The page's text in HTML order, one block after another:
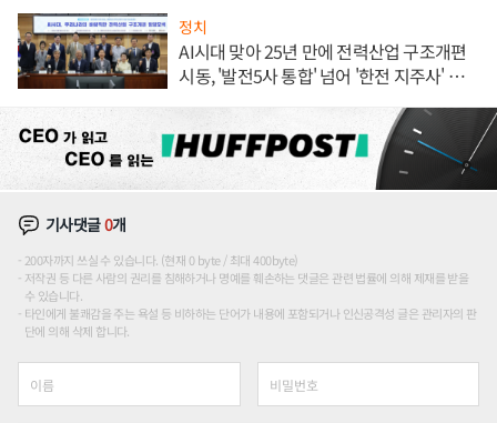
정치
AI시대 맞아 25년 만에 전력산업 구조개편
시동, '발전5사 통합' 넘어 '한전 지주사' 재편
기사댓글0개
200자까지 쓰실 수 있습니다. (현재 0 byte / 최대 400byte)
저작권 등 다른 사람의 권리를 침해하거나 명예를 훼손하는 댓글은 관련 법률에 의해 제재를 받을
수 있습니다.
타인에게 불쾌감을 주는 욕설 등 비하하는 단어가 내용에 포함되거나 인신공격성 글은 관리자의 판
단에 의해 삭제 합니다.